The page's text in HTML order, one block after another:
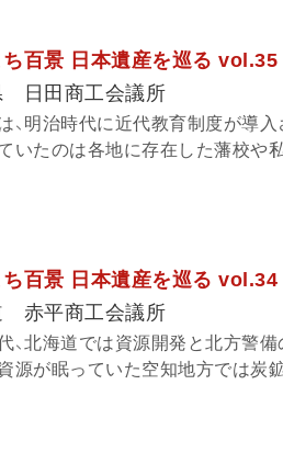
百景 日本遺産を巡る vol.35
日田商工会議所
、明治時代に近代教育制度が導
いたのは各地に存在した藩校や
百景 日本遺産を巡る
赤平商工会議所
、北海道では資源開発と北方警
源が眠っていた空知地方では炭